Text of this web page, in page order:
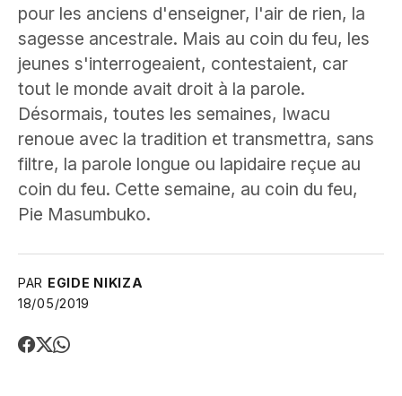
pour les anciens d'enseigner, l'air de rien, la
sagesse ancestrale. Mais au coin du feu, les
jeunes s'interrogeaient, contestaient, car
tout le monde avait droit à la parole.
Désormais, toutes les semaines, Iwacu
renoue avec la tradition et transmettra, sans
filtre, la parole longue ou lapidaire reçue au
coin du feu. Cette semaine, au coin du feu,
Pie Masumbuko.
PAR EGIDE NIKIZA
18/05/2019